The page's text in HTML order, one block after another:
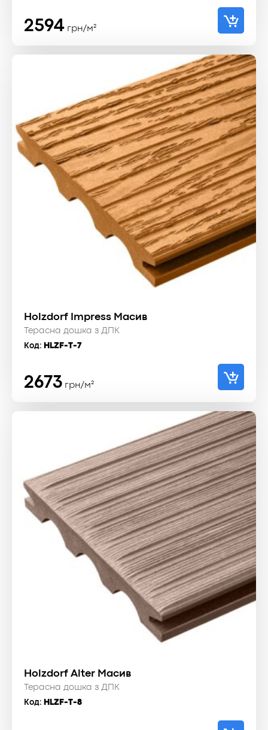
2594 грн/м²
Holzdorf Impress Масив
Терасна дошка з ДПК
Код: HLZF-T-7
2673 грн/м²
Holzdorf Alter Масив
Терасна дошка з ДПК
Код: HLZF-T-8